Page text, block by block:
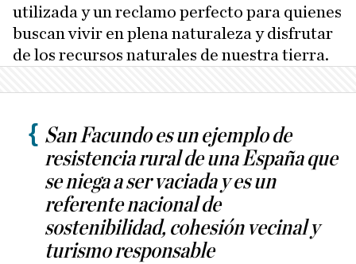
utilizada y un reclamo perfecto para quienes
buscan vivir en plena naturaleza y disfrutar
de los recursos naturales de nuestra tierra.
San Facundo es un ejemplo de
resistencia rural de una España que
se niega a ser vaciada y es un
referente nacional de
sostenibilidad, cohesión vecinal y
turismo responsable